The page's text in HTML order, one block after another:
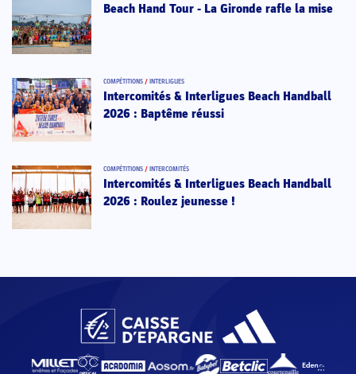
Beach Hand Tour - La Gironde rafle la mise
COMPÉTITIONS / INTERLIGUES
Intercomités & Interligues Beach Handball
2026 : Baptême réussi
COMPÉTITIONS / INTERCOMITÉS
Intercomités & Interligues Beach Handball
2026 : Roulez jeunesse !